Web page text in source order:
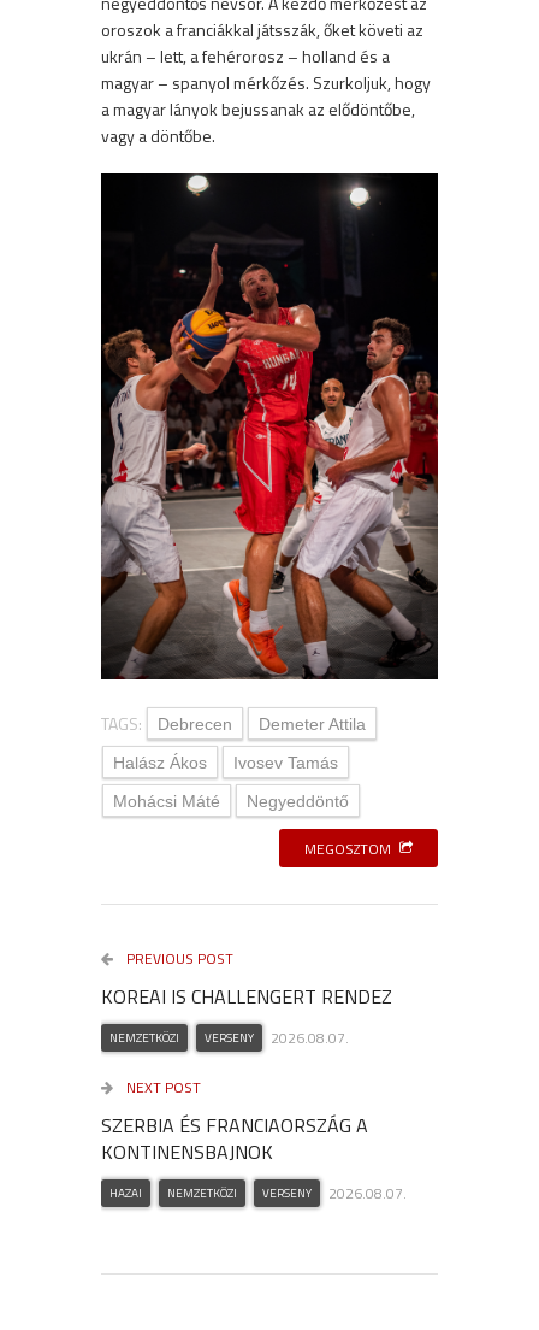
oroszok a franciákkal játsszák, őket követi az
ukrán – lett, a fehérorosz – holland és a
magyar – spanyol mérkőzés. Szurkoljuk, hogy
a magyar lányok bejussanak az elődöntőbe,
vagy a döntőbe.
TAGS: Debrecen
Demeter Attila
Halász Ákos
Ivosev Tamás
Mohácsi Máté
Negyeddöntő
MEGOSZTOM
PREVIOUS POST
KOREAI IS CHALLENGERT RENDEZ
NEMZETKÖZI VERSENY 2026.08.07.
NEXT POST
SZERBIA ÉS FRANCIAORSZÁG A
KONTINENSBAJNOK
HAZAI NEMZETKÖZI VERSENY 2026.08.07.